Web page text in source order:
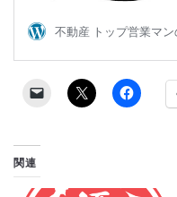
関連